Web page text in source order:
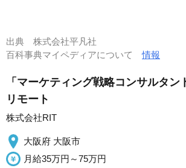
出典 株式会社平凡社
百科事典マイペディアについて情報
「マーケティング戦略コンサルタン
リモート
株式会社RIT
大阪府 大阪市
月給35万円～75万円